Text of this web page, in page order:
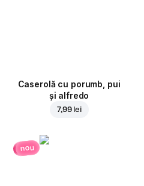
Caserolă cu porumb, pui
și alfredo
7,99 lei
nou